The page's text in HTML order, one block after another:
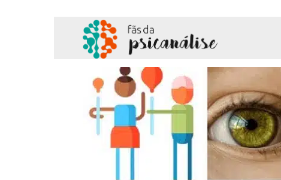
Psicanálise